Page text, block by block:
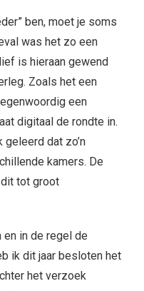
ben, moet je soms
was het zo een
is hieraan gewend
Zoals het een
een
digitaal de rondte in.
geleerd dat zo’n
kamers. De
dit tot groot
in de regel de
ik dit jaar besloten het
het verzoek